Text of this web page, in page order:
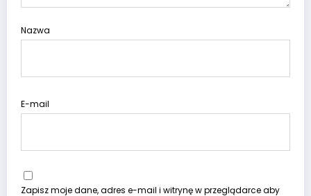
Nazwa
E-mail
Zapisz moje dane, adres e-mail i witrynę w przeglądarce aby